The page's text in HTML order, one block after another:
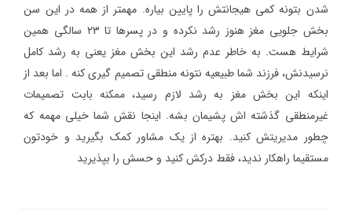
شدن بتونه کمی هیجانتش را پایین بیاره. مهمتر از همه در این سن
بخش جلویی مغز هنوز رشد نکرده و در پسرها تا ۲۳ سالگی همین
شرایط هست. به خاطر عدم رشد این بخش مغز یعنی به رشد کامل
نرسیدنش، فرزند شما طبیعیه نتونه منطقی تصمیم گیری کنه . اما بعد از
اینکه این بخش مغز به رشد لازم رسید، ممکنه بابت تصمیمات
غیرمنطقی گذشته اش پشیمان بشه. اینجا نقش شما خیلی مهمه که
چطور مدیریتش کنید. بهتره از یک مشاور کمک بگیرید و خودتون
مستقیما راهکار ندید، فقط درکش کنید و حسش را بپذیرید